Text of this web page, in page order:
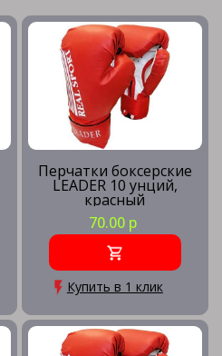
Перчатки боксерские
LEADER 10 унций,
красный
70.00 р
Купить в 1 клик